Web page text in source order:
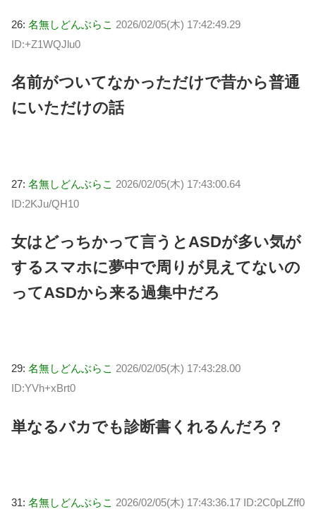
26: 名無しどんぶらこ 2026/02/05(木) 17:42:49.29
ID:+Z1WQJlu0
名前がついてなかっただけで昔から普通
にいただけの話
27: 名無しどんぶらこ 2026/02/05(木) 17:43:00.64
ID:2KJu/QH10
女はどっちかって言うとASDが多い気が
するスマホに夢中で周りが見えてないの
ってASDから来る過集中だろ
29: 名無しどんぶらこ 2026/02/05(木) 17:43:28.00
ID:YVh+xBrt0
単なるバカでも診断書くれるんだろ？
31: 名無しどんぶらこ 2026/02/05(木) 17:43:36.17 ID:2C0pLZff0